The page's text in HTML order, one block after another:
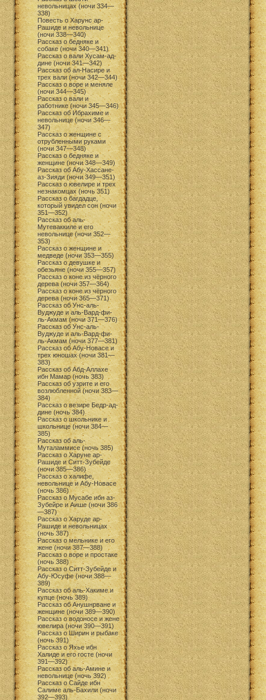
невольницах (ночи 334—
338)
Повесть о Харунс ар-
Рашиде и невольнице
(ночи 338—340)
Рассказ о бедняке и
собаке (ночи 340—341)
Рассказ о вали Хусам-ад-
дине (ночи 341—342)
Рассказ об ал-Насире и
трех вали (ночи 342—344)
Рассказ о воре и меняле
(ночи 344—345)
Рассказ о вали и
работнике (ночи 345—346)
Рассказ об Ибрахиме и
невольнице (ночи 346—
347)
Рассказ о женщине с
отрубленными руками
(ночи 347—348)
Рассказ о бедняке и
женщине (ночи 348—349)
Рассказ об Абу-Хассане-
аз-Зияди (ночи 349—351)
Рассказ о ювелире и трех
незнакомцах (ночь 351)
Рассказ о багдадце,
который увидел сон (ночи
351—352)
Рассказ об аль-
Мутеваккиле и его
невольнице (ночи 352—
353)
Рассказ о женщине и
медведе (ночи 353—355)
Рассказ о девушке и
обезьяне (ночи 355—357)
Рассказ о коне из чёрного
дерева (ночи 357—364)
Рассказ о коне из чёрного
дерева (ночи 365—371)
Рассказ об Унс-аль-
Вуджуде и аль-Вард-фи-
ль-Акмам (ночи 371—376)
Рассказ об Унс-аль-
Вуджуде и аль-Вард-фи-
ль-Акмам (ночи 377—381)
Рассказ об Абу-Новасе и
трех юношах (ночи 381—
383)
Рассказ об Абд-Аллахе
ибн Мамар (ночь 383)
Рассказ об узрите и его
возлюбленной (ночи 383—
384)
Рассказ о везире Бедр-ад-
дине (ночь 384)
Рассказ о школьнике и
школьнице (ночи 384—
385)
Рассказ об аль-
Муталаммисе (ночь 385)
Рассказ о Харуне ар-
Рашиде и Ситт-Зубейде
(ночи 385—386)
Рассказ о халифе,
невольнице и Абу-Новасе
(ночь 386)
Рассказ о Мусабе ибн аз-
Зубейре и Аише (ночи 386
—387)
Рассказ о Харуде ар-
Рашиде и невольницах
(ночь 387)
Рассказ о мельнике и его
жене (ночи 387—388)
Рассказ о воре и простаке
(ночь 388)
Рассказ о Ситт-Зубейде и
Абу-Юсуфе (ночи 388—
389)
Рассказ об аль-Хакиме и
купце (ночь 389)
Рассказ об Анушнрване и
женщине (ночи 389—390)
Рассказ о водоносе и жене
ювелира (ночи 390—391)
Рассказ о Ширин и рыбаке
(ночь 391)
Рассказ о Яхье ибн
Халиде и его госте (ночи
391—392)
Рассказ об аль-Амине и
невольнице (ночь 392)
Рассказ о Сайде ибн
Салиме аль-Бахили (ночи
392—393)